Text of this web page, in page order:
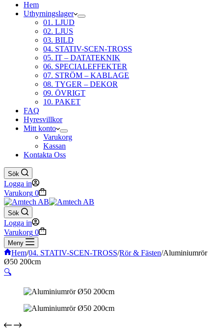
Hem
Uthyrningslager
01. LJUD
02. LJUS
03. BILD
04. STATIV-SCEN-TROSS
05. IT – DATATEKNIK
06. SPECIALEFFEKTER
07. STRÖM – KABLAGE
08. TYGER – DEKOR
09. ÖVRIGT
10. PAKET
FAQ
Hyresvillkor
Mitt konto
Varukorg
Kassan
Kontakta Oss
Sök
Logga in
Varukorg 0
Sök
Logga in
Varukorg 0
Meny
Hem/04. STATIV-SCEN-TROSS/Rör & Fästen/Aluminiumrör
Ø50 200cm
🔍